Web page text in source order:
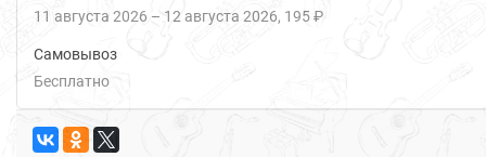
11 августа 2026 – 12 августа 2026 195 ₽
Самовывоз
Бесплатно